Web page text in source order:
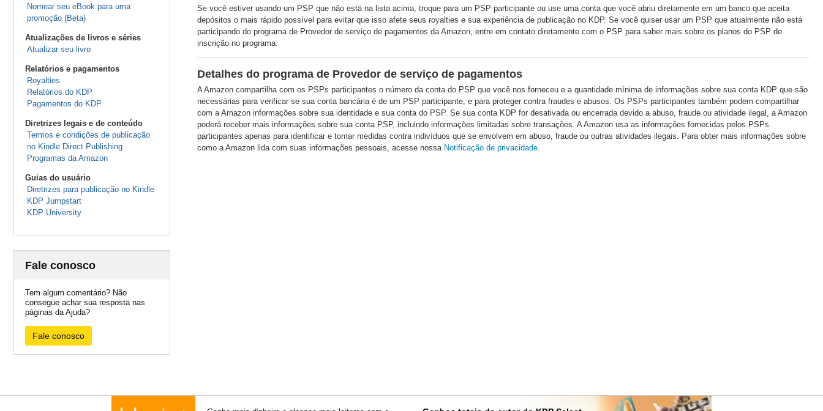
Nomear seu eBook para uma
promoção (Beta)
Atualizações de livros e séries
Atualizar seu livro
Relatórios e pagamentos
Royalties
Relatórios do KDP
Pagamentos do KDP
Diretrizes legais e de conteúdo
Termos e condições de publicação
no Kindle Direct Publishing
Programas da Amazon
Guias do usuário
Diretrizes para publicação no Kindle
KDP Jumpstart
KDP University
Fale conosco
Tem algum comentário? Não
consegue achar sua resposta nas
páginas da Ajuda?
Fale conosco
Se você estiver usando um PSP que não está na lista acima, troque para um PSP participante ou use uma conta que você abriu diretamente em um banco que aceita
depósitos o mais rápido possível para evitar que isso afete seus royalties e sua experiência de publicação no KDP. Se você quiser usar um PSP que atualmente não está
participando do programa de Provedor de serviço de pagamentos da Amazon, entre em contato diretamente com o PSP para saber mais sobre os planos do PSP de
inscrição no programa.
Detalhes do programa de Provedor de serviço de pagamentos
A Amazon compartilha com os PSPs participantes o número da conta do PSP que você nos forneceu e a quantidade mínima de informações sobre sua conta KDP que são
necessárias para verificar se sua conta bancária é de um PSP participante, e para proteger contra fraudes e abusos. Os PSPs participantes também podem compartilhar
com a Amazon informações sobre sua identidade e sua conta do PSP. Se sua conta KDP for desativada ou encerrada devido a abuso, fraude ou atividade ilegal, a Amazon
poderá receber mais informações sobre sua conta PSP, incluindo informações limitadas sobre transações. A Amazon usa as informações fornecidas pelos PSPs
participantes apenas para identificar e tomar medidas contra indivíduos que se envolvem em abuso, fraude ou outras atividades ilegais. Para obter mais informações sobre
como a Amazon lida com suas informações pessoais, acesse nossa Notificação de privacidade.